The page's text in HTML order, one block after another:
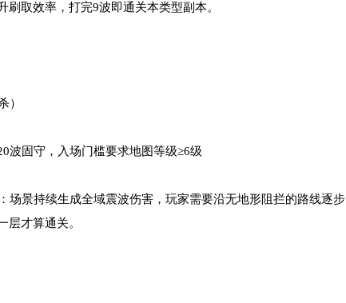
取效率，打完9波即通关本类型副本。
）
波固守，入场门槛要求地图等级≥6级
场景持续生成全域震波伤害，玩家需要沿无地形阻拦的路线逐步
层才算通关。